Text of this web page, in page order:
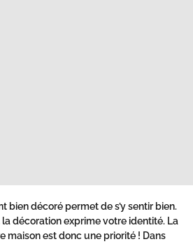
bien décoré permet de s’y sentir bien.
la décoration exprime votre identité. La
maison est donc une priorité ! Dans